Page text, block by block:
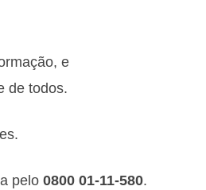
e
de todos.
pelo 0800 01-11-580.